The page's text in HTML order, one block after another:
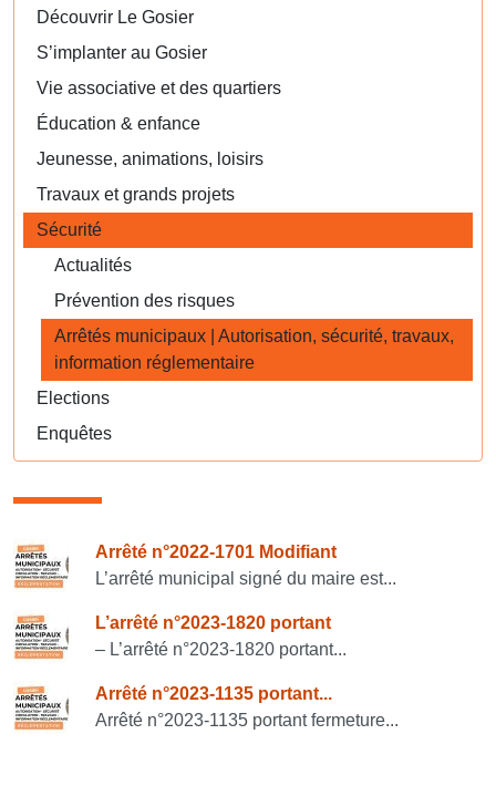
Découvrir Le Gosier
S’implanter au Gosier
Vie associative et des quartiers
Éducation & enfance
Jeunesse, animations, loisirs
Travaux et grands projets
Sécurité
Actualités
Prévention des risques
Arrêtés municipaux | Autorisation, sécurité, travaux,
information réglementaire
Elections
Enquêtes
Consulter également
Arrêté n°2022-1701 Modifiant
L’arrêté municipal signé du maire est...
L’arrêté n°2023-1820 portant
– L’arrêté n°2023-1820 portant...
Arrêté n°2023-1135 portant...
Arrêté n°2023-1135 portant fermeture...